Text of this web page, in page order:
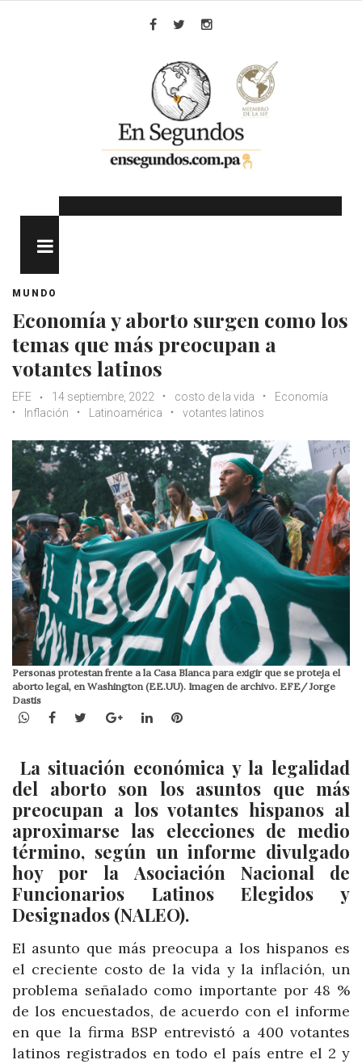
MUNDO
Economía y aborto surgen como los
temas que más preocupan a
votantes latinos
EFE 14 septiembre, 2022 costo de la vida
Economía
Inflación
Latinoamérica votantes latinos
Personas protestan frente a la Casa Blanca para exigir que se proteja el
aborto legal, en Washington (EE.UU). Imagen de archivo. EFE/ Jorge
Dastis
WhatsApp
Facebook
TwitterGoogle+LinkedInPinterest
La situación económica y la legalidad
del aborto son los asuntos que más
preocupan a los votantes hispanos al
aproximarse las elecciones de medio
término, según un informe divulgado
hoy por la Asociación Nacional de
Funcionarios Latinos Elegidos y
Designados (NALEO).
El asunto que más preocupa a los hispanos es
el creciente costo de la vida y la inflación, un
problema señalado como importante por 48 %
de los encuestados, de acuerdo con el informe
en que la firma BSP entrevistó a 400 votantes
latinos registrados en todo el país entre el 2 y